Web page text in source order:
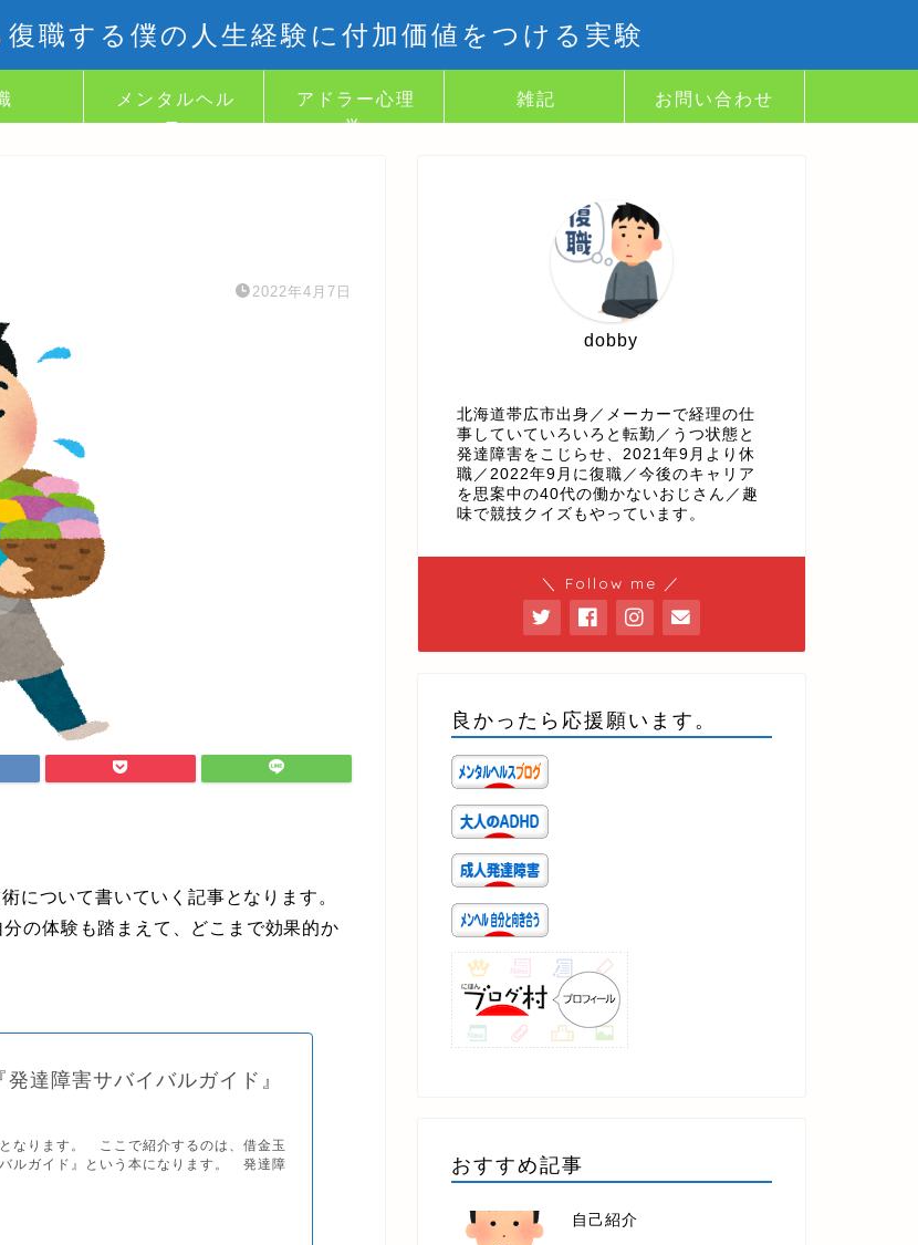
職する僕の人生経験に付加価値をつける実験
メンタルヘル
ス
アドラー心理
学
雑記 お問い合わせ
2022年4月7日
ついて書いていく記事となります。
の体験も踏まえて、どこまで効果的か
達障害サバイバルガイド』
なります。 ここで紹介するのは、借金玉
ルガイド』という本になります。 発達障
dobby
北海道帯広市出身／メーカーで経理の仕
事していていろいろと転勤／うつ状態と
発達障害をこじらせ、2021年9月より休
職／2022年9月に復職／今後のキャリア
を思案中の40代の働かないおじさん／趣
味で競技クイズもやっています。
＼ Follow me ／
良かったら応援願います。
おすすめ記事
自己紹介